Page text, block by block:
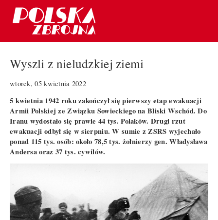
Wyszli z nieludzkiej ziemi
wtorek, 05 kwietnia 2022
5 kwietnia 1942 roku zakończył się pierwszy etap ewakuacji
Armii Polskiej ze Związku Sowieckiego na Bliski Wschód. Do
Iranu wydostało się prawie 44 tys. Polaków. Drugi rzut
ewakuacji odbył się w sierpniu. W sumie z ZSRS wyjechało
ponad 115 tys. osób: około 78,5 tys. żołnierzy gen. Władysława
Andersa oraz 37 tys. cywilów.